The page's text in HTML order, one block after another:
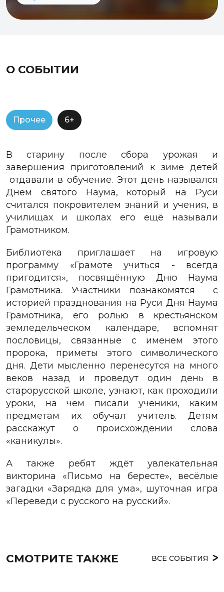
О СОБЫТИИ
Прочее 6+
В старину после сбора урожая и
завершения приготовлений к зиме детей
отдавали в обучение. Этот день назывался
Днем святого Наума, который на Руси
считался покровителем знаний и учения, в
училищах и школах его ещё называли
Грамотником.
Библиотека приглашает на игровую
программу «Грамоте учиться - всегда
пригодится», посвящённую Дню Наума
Грамотника. Участники познакомятся с
историей празднования на Руси Дня Наума
Грамотника, его ролью в крестьянском
земледельческом календаре, вспомнят
пословицы, связанные с именем этого
пророка, приметы этого символического
дня. Дети мысленно перенесутся на много
веков назад и проведут один день в
старорусской школе, узнают, как проходили
уроки, на чем писали ученики, каким
предметам их обучал учитель. Детям
расскажут о происхождении слова
«каникулы».
А также ребят ждёт увлекательная
викторина «Письмо на бересте», весёлые
загадки «Зарядка для ума», шуточная игра
«Переведи с русского на русский».
СМОТРИТЕ ТАКЖЕ ВСЕ СОБЫТИЯ